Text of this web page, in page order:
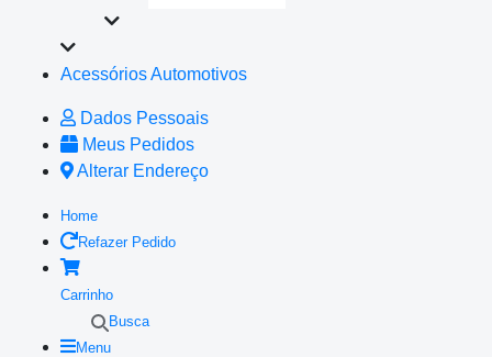
Acessórios Automotivos
Dados Pessoais
Meus Pedidos
Alterar Endereço
Home
Refazer Pedido
Carrinho
Busca
Menu